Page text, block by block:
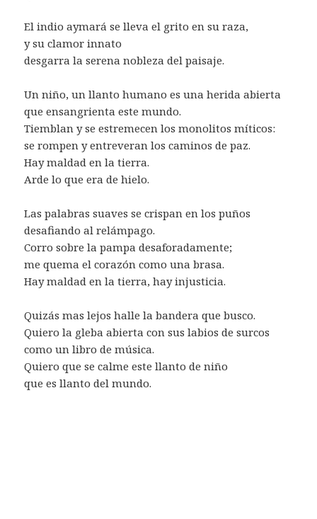
El indio aymará se lleva el grito en su raza,
y su clamor innato
desgarra la serena nobleza del paisaje.
Un niño, un llanto humano es una herida abierta
que ensangrienta este mundo.
Tiemblan y se estremecen los monolitos míticos:
se rompen y entreveran los caminos de paz.
Hay maldad en la tierra.
Arde lo que era de hielo.
Las palabras suaves se crispan en los puños
desafiando al relámpago.
Corro sobre la pampa desaforadamente;
me quema el corazón como una brasa.
Hay maldad en la tierra, hay injusticia.
Quizás mas lejos halle la bandera que busco.
Quiero la gleba abierta con sus labios de surcos
como un libro de música.
Quiero que se calme este llanto de niño
que es llanto del mundo.